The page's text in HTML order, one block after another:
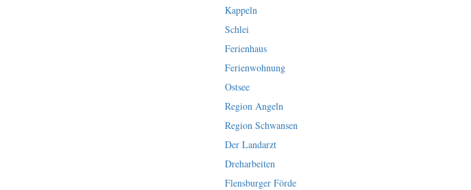
Kappeln
Schlei
Ferienhaus
Ferienwohnung
Ostsee
Region Angeln
Region Schwansen
Der Landarzt
Dreharbeiten
Flensburger Förde